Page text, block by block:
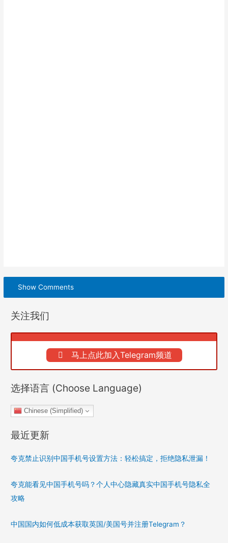
Show Comments
关注我们
马上点此加入Telegram频道
选择语言 (Choose Language)
Chinese (Simplified)
最近更新
夸克禁止识别中国手机号设置方法：轻松搞定，拒绝隐私泄漏！
夸克能看见中国手机号吗？个人中心隐藏真实中国手机号隐私全
攻略
中国国内如何低成本获取英国/美国号并注册Telegram？